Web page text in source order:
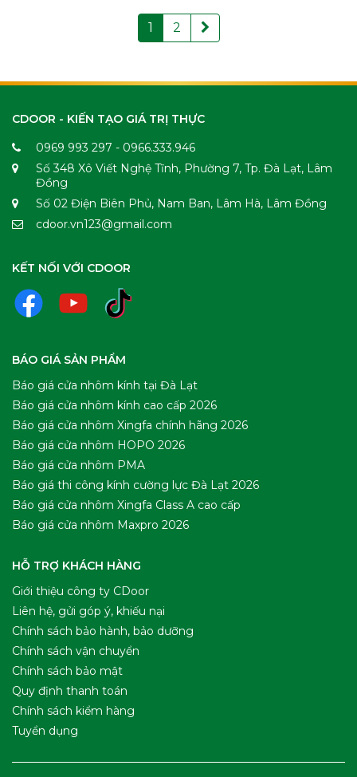
1 2
CDOOR - KIẾN TẠO GIÁ TRỊ THỰC
0969 993 297 - 0966.333.946
Số 348 Xô Viết Nghệ Tĩnh, Phường 7, Tp. Đà Lạt, Lâm
Đồng
Số 02 Điện Biên Phủ, Nam Ban, Lâm Hà, Lâm Đồng
cdoor.vn123@gmail.com
KẾT NỐI VỚI CDOOR
BÁO GIÁ SẢN PHẨM
Báo giá cửa nhôm kính tại Đà Lạt
Báo giá cửa nhôm kính cao cấp 2026
Báo giá cửa nhôm Xingfa chính hãng 2026
Báo giá cửa nhôm HOPO 2026
Báo giá cửa nhôm PMA
Báo giá thi công kính cường lực Đà Lạt 2026
Báo giá cửa nhôm Xingfa Class A cao cấp
Báo giá cửa nhôm Maxpro 2026
HỖ TRỢ KHÁCH HÀNG
Giới thiệu công ty CDoor
Liên hệ, gửi góp ý, khiếu nại
Chính sách bảo hành, bảo dưỡng
Chính sách vận chuyển
Chính sách bảo mật
Quy định thanh toán
Chính sách kiểm hàng
Tuyển dụng